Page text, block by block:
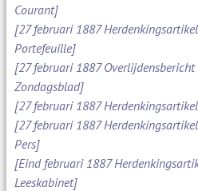
Courant]
[27 februari 1887
Portefeuille]
[27 februari 1887
Zondagsblad]
[27 februari 1887
[27 februari 1887
Pers]
[Eind februari 1887
Leeskabinet]